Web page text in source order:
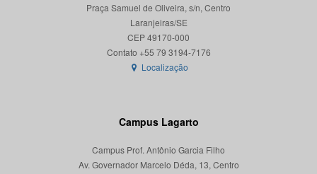
Praça Samuel de Oliveira, s/n, Centro
Laranjeiras/SE
CEP 49170-000
Localização
Campus Lagarto
Campus Prof. Antônio Garcia Filho
Av. Governador Marcelo Déda, 13, Centro